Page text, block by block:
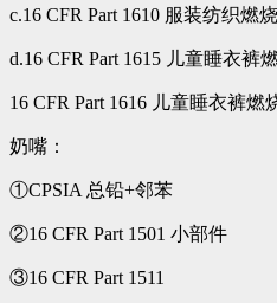
c.16 CFR Part 1610 服装纺织燃
d.16 CFR Part 1615 儿童睡衣裤
16 CFR Part 1616 儿童睡衣裤
奶嘴：
①CPSIA 总铅+邻苯
②16 CFR Part 1501 小部件
③16 CFR Part 1511